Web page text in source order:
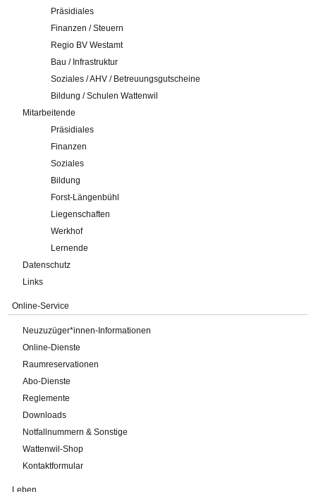
Präsidiales
Finanzen / Steuern
Regio BV Westamt
Bau / Infrastruktur
Soziales / AHV / Betreuungsgutscheine
Bildung / Schulen Wattenwil
Mitarbeitende
Präsidiales
Finanzen
Soziales
Bildung
Forst-Längenbühl
Liegenschaften
Werkhof
Lernende
Datenschutz
Links
Online-Service
Neuzuzüger*innen-Informationen
Online-Dienste
Raumreservationen
Abo-Dienste
Reglemente
Downloads
Notfallnummern & Sonstige
Wattenwil-Shop
Kontaktformular
Leben